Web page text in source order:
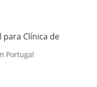
Clínica de
Portugal